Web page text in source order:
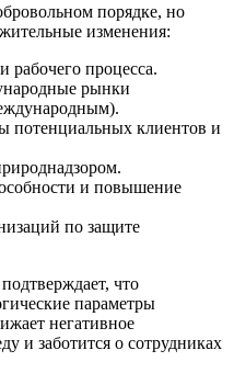
порядке, но
изменения:
рабочего процесса.
рынки
потенциальных клиентов и
и повышение
по защите
что
параметры
негативное
и заботится о сотрудниках